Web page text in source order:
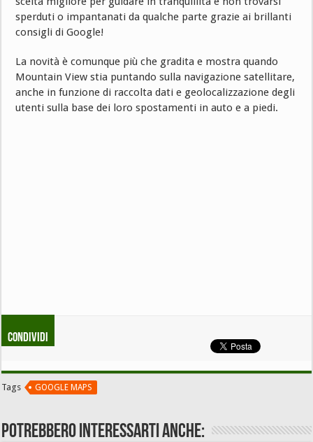
sperduti o impantanati da qualche parte grazie ai brillanti
consigli di Google!
La novità è comunque più che gradita e mostra quando
Mountain View stia puntando sulla navigazione satellitare,
anche in funzione di raccolta dati e geolocalizzazione degli
utenti sulla base dei loro spostamenti in auto e a piedi.
Condividi
Tags GOOGLE MAPS
Potrebbero interessarti anche: